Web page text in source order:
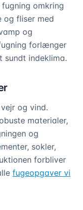
omkring
og fliser med
og
forlænger
sundt indeklima.
og vind.
materialer,
og
sokler,
forbliver
fugeopgaver vi